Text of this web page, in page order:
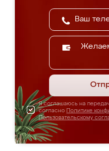
Я соглашаюсь на
согласно Политике
Пользовательскому